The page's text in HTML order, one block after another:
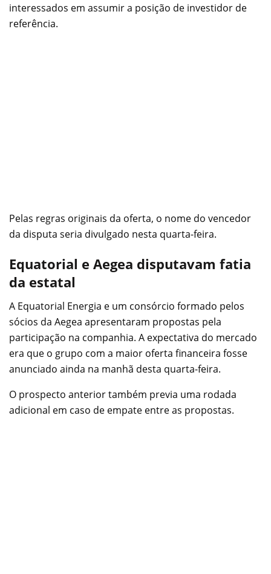
interessados em assumir a posição de investidor de
referência.
Pelas regras originais da oferta, o nome do vencedor
da disputa seria divulgado nesta quarta-feira.
Equatorial e Aegea disputavam fatia
da estatal
A Equatorial Energia e um consórcio formado pelos
sócios da Aegea apresentaram propostas pela
participação na companhia. A expectativa do mercado
era que o grupo com a maior oferta financeira fosse
anunciado ainda na manhã desta quarta-feira.
O prospecto anterior também previa uma rodada
adicional em caso de empate entre as propostas.